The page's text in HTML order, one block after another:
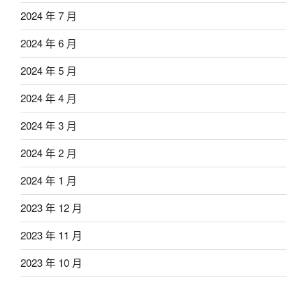
2024 年 7 月
2024 年 6 月
2024 年 5 月
2024 年 4 月
2024 年 3 月
2024 年 2 月
2024 年 1 月
2023 年 12 月
2023 年 11 月
2023 年 10 月